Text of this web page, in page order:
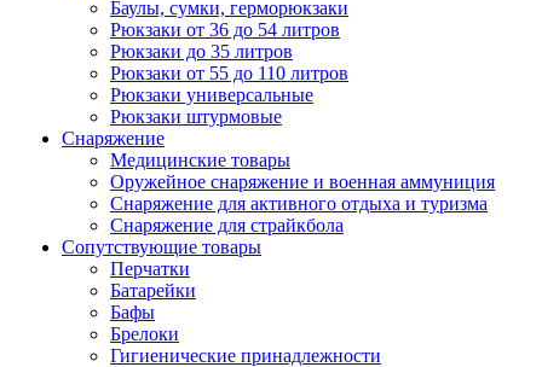
Баулы, сумки, герморюкзаки
Рюкзаки от 36 до 54 литров
Рюкзаки до 35 литров
Рюкзаки от 55 до 110 литров
Рюкзаки универсальные
Рюкзаки штурмовые
Снаряжение
Медицинские товары
Оружейное снаряжение и военная аммуниция
Снаряжение для активного отдыха и туризма
Снаряжение для страйкбола
Сопутствующие товары
Перчатки
Батарейки
Бафы
Брелоки
Гигиенические принадлежности